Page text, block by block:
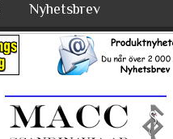
Nyhetsbrev